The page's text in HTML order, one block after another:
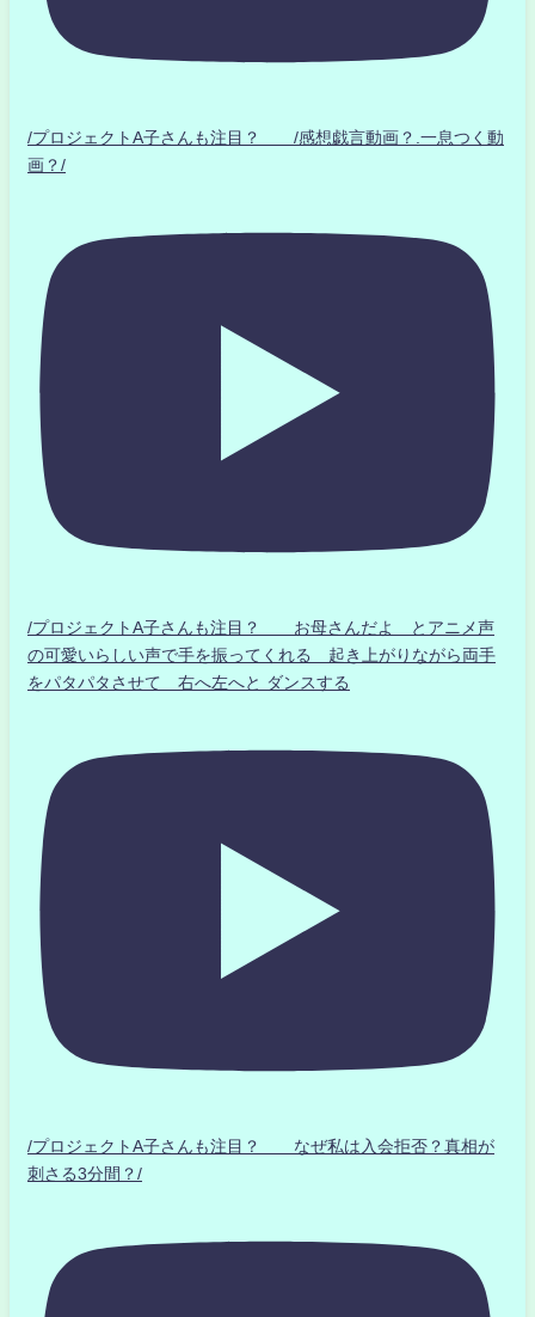
/プロジェクトA子さんも注目？ /感想戯言動画？.一息つく動
画？/
/プロジェクトA子さんも注目？ お母さんだよ とアニメ声
の可愛いらしい声で手を振ってくれる 起き上がりながら両手
をパタパタさせて 右へ左へと ダンスする
/プロジェクトA子さんも注目？ なぜ私は入会拒否？真相が
刺さる3分間？/